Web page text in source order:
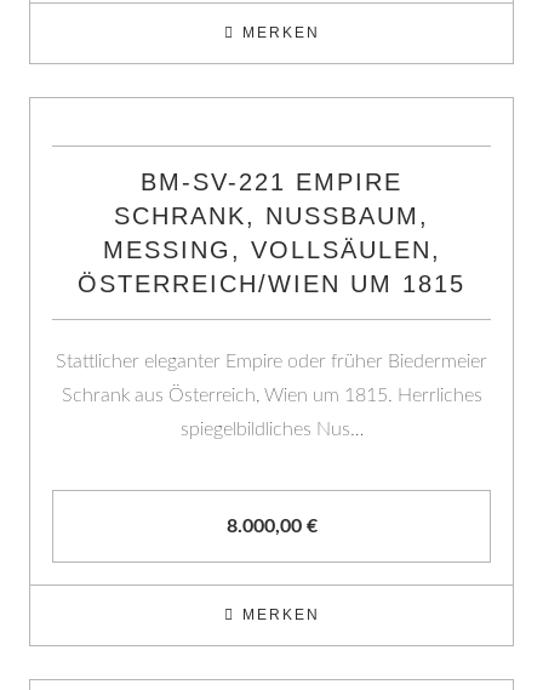
MERKEN
BM-SV-221 EMPIRE
SCHRANK, NUSSBAUM,
MESSING, VOLLSÄULEN,
ÖSTERREICH/WIEN UM 1815
Stattlicher eleganter Empire oder früher Biedermeier
Schrank aus Österreich, Wien um 1815. Herrliches
spiegelbildliches Nus…
8.000,00 €
MERKEN